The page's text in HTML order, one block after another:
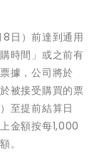
日）前達到通用
時間」或之前有
據，公司將於
被接受購買的票
至提前結算日
金額按每1,000
。